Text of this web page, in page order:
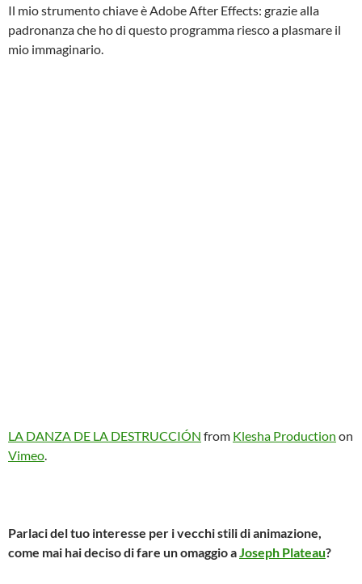
Il mio strumento chiave è Adobe After Effects: grazie alla
padronanza che ho di questo programma riesco a plasmare il
mio immaginario.
LA DANZA DE LA DESTRUCCIÓN from Klesha Production on
Vimeo.
Parlaci del tuo interesse per i vecchi stili di animazione,
come mai hai deciso di fare un omaggio aJoseph Plateau?